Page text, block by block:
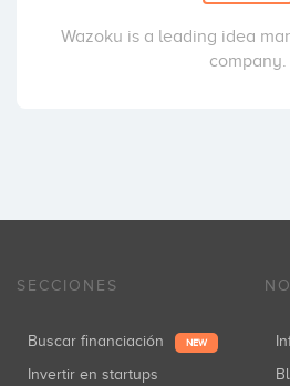
Wazoku is a leading idea
company.
SECCIONES
Buscar financiación NEW
Invertir en startups